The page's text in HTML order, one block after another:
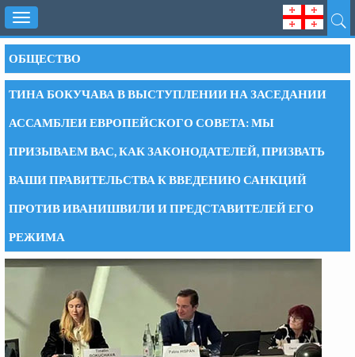
Toggle
navigation
ОБЩЕСТВО
ТИНА БОКУЧАВА В ВЫСТУПЛЕНИИ НА ЗАСЕДАНИИ
АССАМБЛЕИ ЕВРОПЕЙСКОГО СОВЕТА: МЫ
ПРИЗЫВАЕМ ВАС, КАК ЗАКОНОДАТЕЛЕЙ, ПРИЗВАТЬ
ВАШИ ПРАВИТЕЛЬСТВА К ВВЕДЕНИЮ САНКЦИЙ
ПРОТИВ ИВАНИШВИЛИ И ПРЕДСТАВИТЕЛЕЙ ЕГО
РЕЖИМА